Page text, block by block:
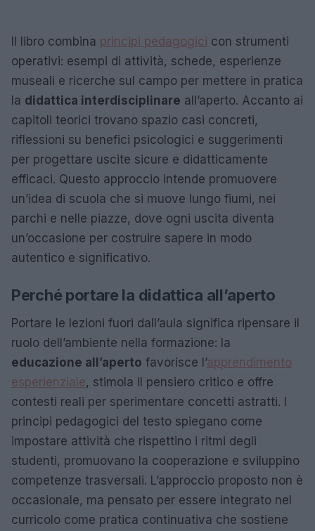
Il libro combina principi pedagogici con strumenti
operativi: esempi di attività, schede, esperienze
museali e ricerche sul campo per mettere in pratica
la didattica interdisciplinare all’aperto. Accanto ai
capitoli teorici trovano spazio casi concreti,
riflessioni su benefici psicologici e suggerimenti
per progettare uscite sicure e didatticamente
efficaci. Questo approccio intende promuovere
un’idea di scuola che si muove lungo fiumi, nei
parchi e nelle piazze, dove ogni uscita diventa
un’occasione per costruire sapere in modo
autentico e significativo.
Perché portare la didattica all’aperto
Portare le lezioni fuori dall’aula significa ripensare il
ruolo dell’ambiente nella formazione: la
educazione all’aperto favorisce l’apprendimento
esperienziale, stimola il pensiero critico e offre
contesti reali per sperimentare concetti astratti. I
principi pedagogici del testo spiegano come
impostare attività che rispettino i ritmi degli
studenti, promuovano la cooperazione e sviluppino
competenze trasversali. L’approccio proposto non è
occasionale, ma pensato per essere integrato nel
curricolo come pratica continuativa che sostiene